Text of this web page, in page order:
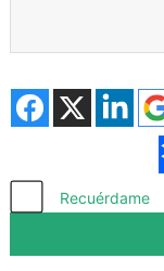
Recuérdame